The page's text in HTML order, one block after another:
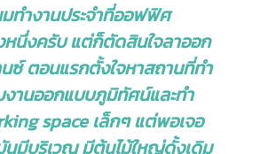
ทำงานประจำที่ออฟฟิศ
นึ่งครับ แต่ก็ตัดสินใจลาออก
ซ์ ตอนแรกตั้งใจหาสถานที่ทำ
านออกแบบภูมิทัศน์และทำ
space เล็กๆ แต่พอเจอ
มีบริเวณ มีต้นไม้ใหญ่ดั้งเดิม